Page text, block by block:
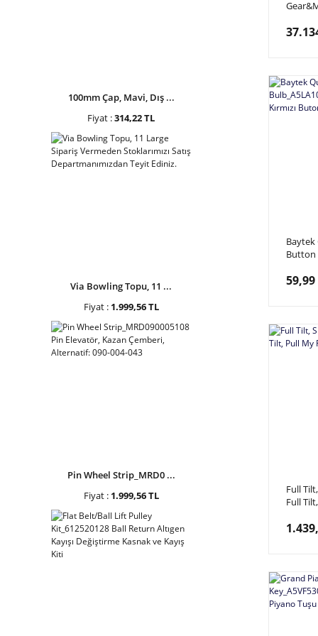
100mm Çap, Mavi, Dış ...
Fiyat :314,22 TL
Via Bowling Topu, 11 ...
Fiyat : 1.999,56 TL
Pin Wheel Strip_MRD0 ...
Fiyat : 1.999,56 TL
Baytek
Button
Drop,
59,99
Full
Full